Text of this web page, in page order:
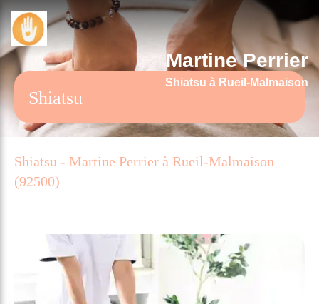
Martine Perrier
Shiatsu à Rueil-Malmaison
Shiatsu
Shiatsu - Martine Perrier à Rueil-Malmaison
(92500)